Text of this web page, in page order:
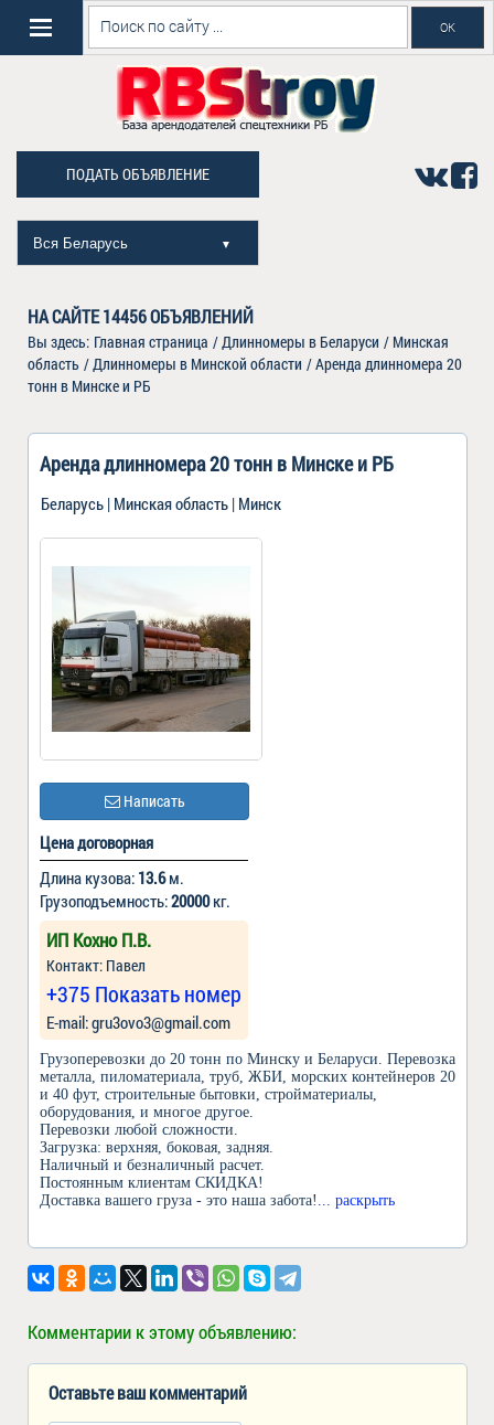
ПОДАТЬ ОБЪЯВЛЕНИЕ
Вся Беларусь ▼
НА САЙТЕ14456ОБЪЯВЛЕНИЙ
Вы здесь: Главная страница /Длинномеры в Беларуси / Минская
область /Длинномеры в Минской области /Аренда длинномера 20
тонн в Минске и РБ
Аренда длинномера 20 тонн в Минске и РБ
Беларусь | Минская область | Минск
Написать
Цена договорная
Длина кузова: 13.6м.
Грузоподъемность:20000кг.
ИП Кохно П.В.
Контакт: Павел
+375 Показать номер
Е-mail: gru3ovo3@gmail.com
Грузоперевозки до 20 тонн по Минску и Беларуси. Перевозка
металла, пиломатериала, труб, ЖБИ, морских контейнеров 20
и 40 фут, строительные бытовки, стройматериалы,
оборудования, и многое другое.
Перевозки любой сложности.
Загрузка: верхняя, боковая, задняя.
Наличный и безналичный расчет.
Постоянным клиентам СКИДКА!
Доставка вашего груза - это наша забота! ... раскрыть
Комментарии к этому объявлению:
Оставьте ваш комментарий